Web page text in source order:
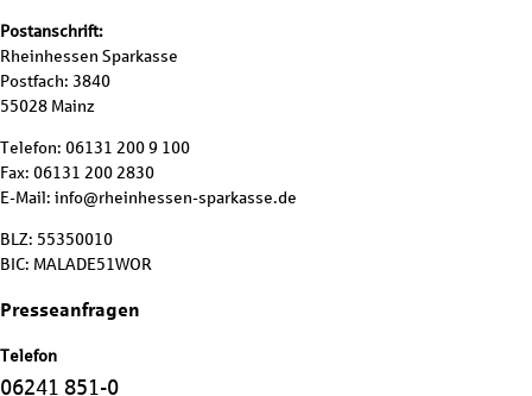
Postanschrift:
Rheinhessen Sparkasse
Postfach: 3840
55028 Mainz
Telefon: 06131 200 9 100
Fax: 06131 200 2830
E-Mail: info@rheinhessen-sparkasse.de
BLZ: 55350010
BIC: MALADE51WOR
Presseanfragen
Telefon
06241 851-0